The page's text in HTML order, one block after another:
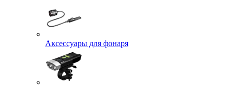
Аксессуары для фонаря